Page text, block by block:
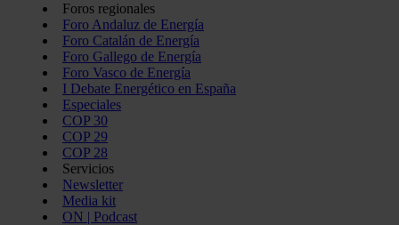
Foros regionales
Foro Andaluz de Energía
Foro Catalán de Energía
Foro Gallego de Energía
Foro Vasco de Energía
I Debate Energético en España
Especiales
COP 30
COP 29
COP 28
Servicios
Newsletter
Media kit
ON | Podcast